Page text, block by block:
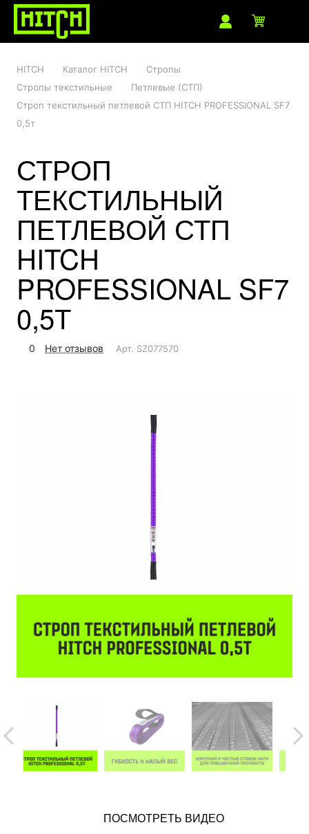
HITCH Каталог HITCH
Стропы
Стропы текстильные
Петлевые (СТП)
Строп текстильный петлевой СТП HITCH PROFESSIONAL SF7
0,5т
СТРОП
ТЕКСТИЛЬНЫЙ
ПЕТЛЕВОЙ СТП
HITCH
PROFESSIONAL SF7
0,5Т
0 Нет отзывов Арт. SZ077570
ПОСМОТРЕТЬ ВИДЕО